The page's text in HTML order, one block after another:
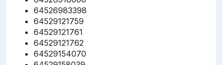
64526983398
64529121759
64529121761
64529121762
64529154070